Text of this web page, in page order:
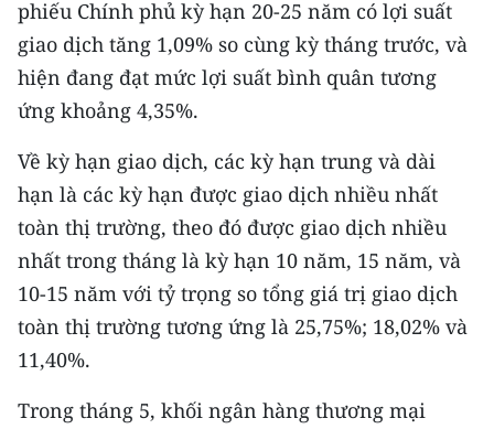
TIN ĐỊA PHƯƠNG
Trung du và miền núi phía Bắc
Bắc Trung Bộ
Duyên hải Nam Trung Bộ và Tây
Nguyên
Đông Nam Bộ
Đồng bằng sông Cửu Long
Chuyên trang Hà Nội
phiếu Chính phủ kỳ hạn 20-25 năm có lợi suất
giao dịch tăng 1,09% so cùng kỳ tháng trước, và
hiện đang đạt mức lợi suất bình quân tương
ứng khoảng 4,35%.
Về kỳ hạn giao dịch, các kỳ hạn trung và dài
hạn là các kỳ hạn được giao dịch nhiều nhất
toàn thị trường, theo đó được giao dịch nhiều
nhất trong tháng là kỳ hạn 10 năm, 15 năm, và
10-15 năm với tỷ trọng so tổng giá trị giao dịch
toàn thị trường tương ứng là 25,75%; 18,02% và
11,40%.
Trong tháng 5, khối ngân hàng thương mại